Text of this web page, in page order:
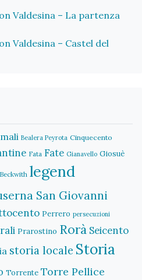
Valdesina – La partenza
Valdesina – Castel del
Bealera Peyrota Cinquecento
Fata Fate Gianavello Giosuè
legend
San Giovanni
Perrero persecuzioni
Prarostino Rorà Seicento
storia locale Storia
Torrente Torre Pellice